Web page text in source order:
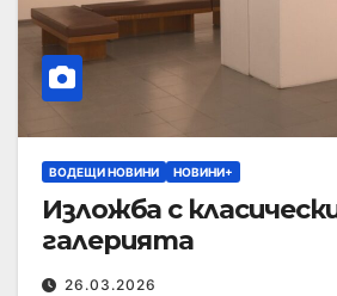
ВОДЕЩИ НОВИНИ НОВИНИ+
Изложба с
галерията
26.03.2026